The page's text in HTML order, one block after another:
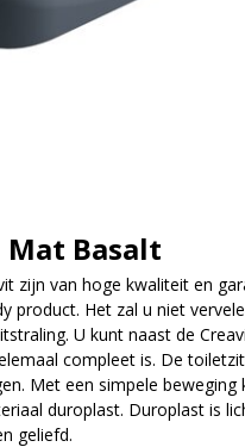
Basalt
zijn van hoge kwaliteit en
product. Het zal u niet
U kunt naast de
compleet is. De
Met een simpele
duroplast. Duroplast is
geliefd.